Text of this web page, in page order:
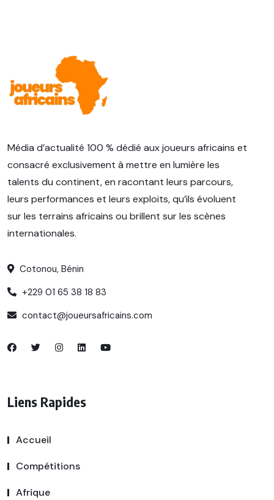
Média d’actualité 100 % dédié aux joueurs africains et
consacré exclusivement à mettre en lumière les
talents du continent, en racontant leurs parcours,
leurs performances et leurs exploits, qu’ils évoluent
sur les terrains africains ou brillent sur les scènes
internationales.
Cotonou, Bénin
+229 01 65 38 18 83
contact@joueursafricains.com
Liens Rapides
Accueil
Compétitions
Afrique